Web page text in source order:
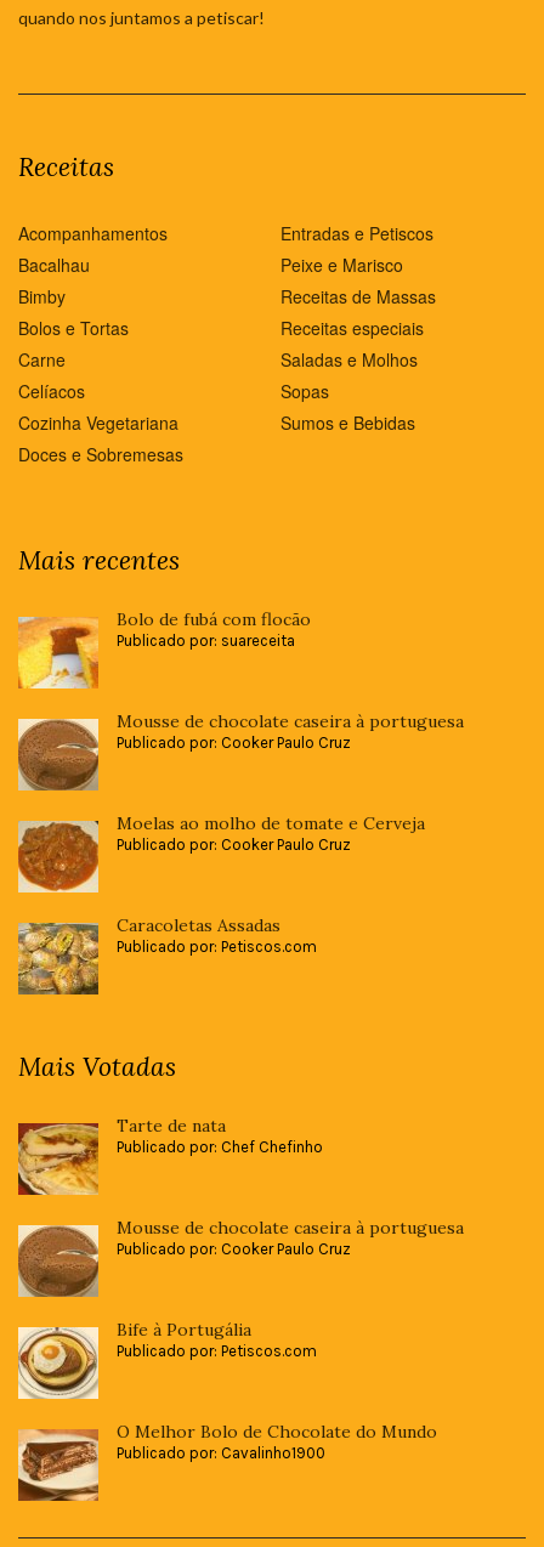
quando nos juntamos a petiscar!
Receitas
Acompanhamentos
Bacalhau
Bimby
Bolos e Tortas
Carne
Celíacos
Cozinha Vegetariana
Doces e Sobremesas
Entradas e Petiscos
Peixe e Marisco
Receitas de Massas
Receitas especiais
Saladas e Molhos
Sopas
Sumos e Bebidas
Mais recentes
Bolo de fubá com flocão
Publicado por: suareceita
Mousse de chocolate caseira à portuguesa
Publicado por: Cooker Paulo Cruz
Moelas ao molho de tomate e Cerveja
Publicado por: Cooker Paulo Cruz
Caracoletas Assadas
Publicado por: Petiscos.com
Mais Votadas
Tarte de nata
Publicado por: Chef Chefinho
Mousse de chocolate caseira à portuguesa
Publicado por: Cooker Paulo Cruz
Bife à Portugália
Publicado por: Petiscos.com
O Melhor Bolo de Chocolate do Mundo
Publicado por: Cavalinho1900